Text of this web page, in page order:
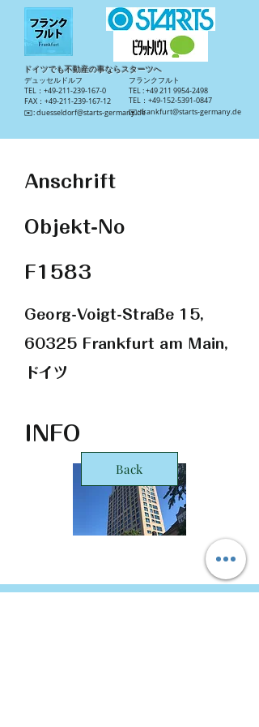
ドイツでも不動産の事ならスターツへ
​フランクフルト
TEL :+49 211 9954-2498
TEL：+49-152-5391-0847
​✉️:frankfurt@starts-germany.de
​デュッセルドルフ
TEL：+49-211-239-167-0
FAX：+49-211-239-167-12
​✉️:duesseldorf@starts-germany.de
Anschrift
Objekt-No
F1583
Georg-Voigt-Straße 15,
60325 Frankfurt am Main,
ドイツ
INFO
Back